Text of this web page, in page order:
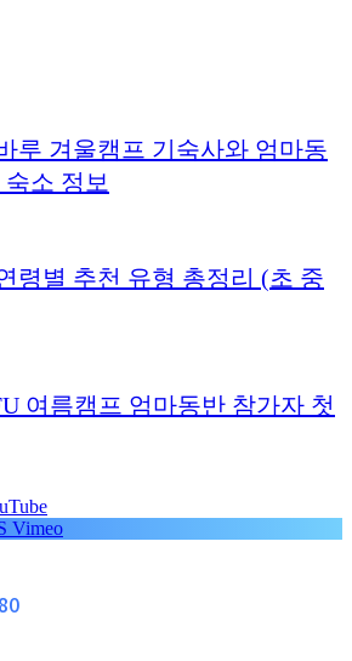
루 겨울캠프 기숙사와 엄마동
소 정보
령별 추천 유형 총정리 (초 중
여름캠프 엄마동반 참가자 첫
Vimeo